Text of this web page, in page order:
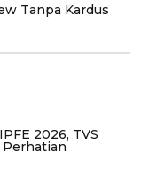
Tanpa Kardus
2026, TVS
Perhatian